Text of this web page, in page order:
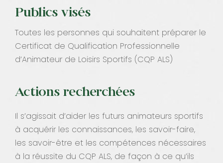
Publics visés
Toutes les personnes qui souhaitent préparer le
Certificat de Qualification Professionnelle
d’Animateur de Loisirs Sportifs (CQP ALS)
Actions recherchées
Il s’agissait d’aider les futurs animateurs sportifs
à acquérir les connaissances, les savoir-faire,
les savoir-être et les compétences nécessaires
à la réussite du CQP ALS, de façon à ce qu’ils